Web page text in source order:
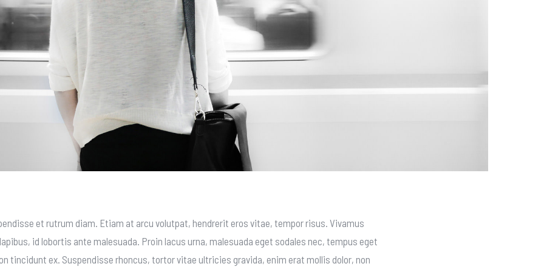
et rutrum diam. Etiam at arcu volutpat, hendrerit eros vitae, tempor risus. Vivamus
id lobortis ante malesuada. Proin lacus urna, malesuada eget sodales nec, tempus eget
tincidunt ex. Suspendisse rhoncus, tortor vitae ultricies gravida, enim erat mollis dolor, non